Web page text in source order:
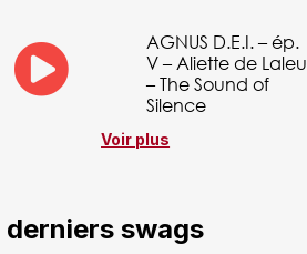
AGNUS D.E.I. – ép.
V – Aliette de Laleu
– The Sound of
Silence
Voir plus
derniers swags